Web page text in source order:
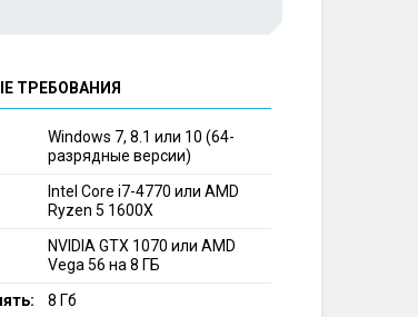
ТРЕБОВАНИЯ
Windows 7, 8.1 или 10 (64-
разрядные версии)
Intel Core i7-4770 или AMD
Ryzen 5 1600X
NVIDIA GTX 1070 или AMD
Vega 56 на 8 ГБ
8 Гб